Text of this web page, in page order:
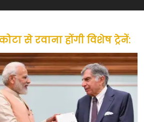
से रवाना होंगी विशेष ट्रेनें:
राज्यों में फंसे लोगों की जल्द
को दी गई छूट के बाद लोगो
राजस्थान सरकार